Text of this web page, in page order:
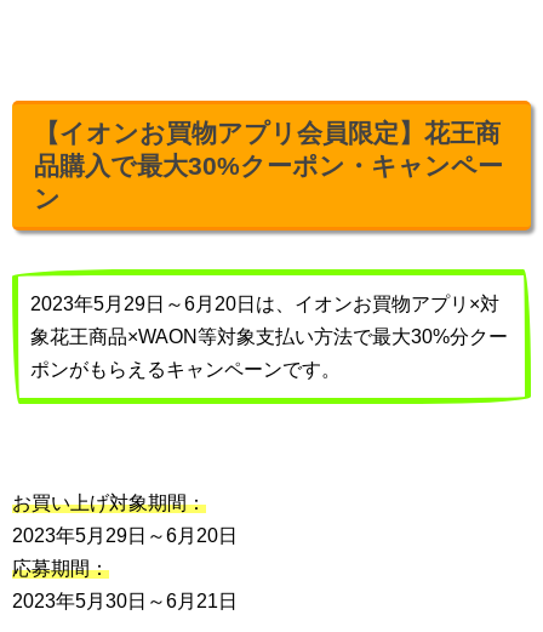
【イオンお買物アプリ会員限定】花王商
品購入で最大30%クーポン・キャンペー
ン
2023年5月29日～6月20日は、イオンお買物アプリ×対
象花王商品×WAON等対象支払い方法で最大30%分クー
ポンがもらえるキャンペーンです。
お買い上げ対象期間：
2023年5月29日～6月20日
応募期間：
2023年5月30日～6月21日